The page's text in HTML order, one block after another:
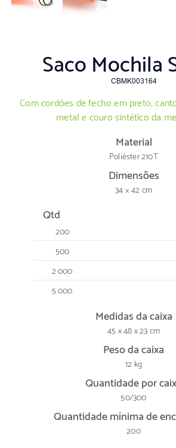
Saco Mochila
CBMK003164
Com cordões de fecho em preto,
metal e couro sintético da
Material
Poliéster 210T
Dimensões
34 × 42 cm
Qtd
200
500
2 000
5 000
Medidas da caixa
45 x 48 x 23 cm
Peso da caixa
12 kg
Quantidade por
50/300
Quantidade mínima de
200